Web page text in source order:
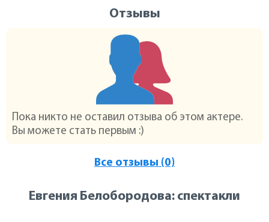
Отзывы
Пока никто не оставил отзыва об этом актере.
Вы можете стать первым :)
Все отзывы (0)
Евгения Белобородова: спектакли